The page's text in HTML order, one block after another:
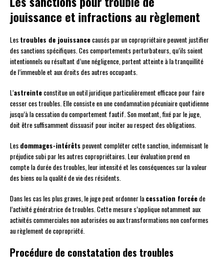
jouissance et infractions au règlement
Lestroubles de jouissancecausés par un copropriétaire peuvent justifier
des sanctions spécifiques. Ces comportements perturbateurs, qu’ils soient
intentionnels ou résultant d’une négligence, portent atteinte à la tranquillité
de l’immeuble et aux droits des autres occupants.
L’astreinteconstitue un outil juridique particulièrement efficace pour faire
cesser ces troubles. Elle consiste en une condamnation pécuniaire quotidienne
jusqu’à la cessation du comportement fautif. Son montant, fixé par le juge,
doit être suffisamment dissuasif pour inciter au respect des obligations.
Lesdommages-intérêts peuvent compléter cette sanction, indemnisant le
préjudice subi par les autres copropriétaires. Leur évaluation prend en
compte la durée des troubles, leur intensité et les conséquences sur la valeur
des biens ou la qualité de vie des résidents.
Dans les cas les plus graves, le juge peut ordonner lacessation forcéede
l’activité génératrice de troubles. Cette mesure s’applique notamment aux
activités commerciales non autorisées ou aux transformations non conformes
au règlement de copropriété.
Procédure de constatation des troubles